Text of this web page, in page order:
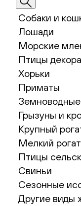
Собаки и
Лошади
Морские
Птицы
Хорьки
Приматы
Грызуны и
Крупный
Мелкий
Птицы
Свиньи
Сезонные
Другие виды